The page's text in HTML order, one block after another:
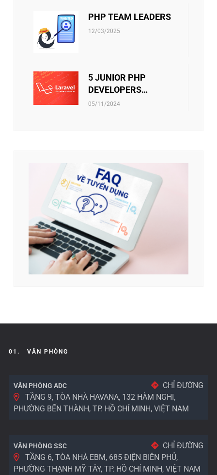
PHP TEAM LEADERS
12/03/2025
5 JUNIOR PHP
DEVELOPERS
(LARAVEL)
05/11/2024
01. VĂN PHÒNG
VĂN PHÒNG ADC
CHỈ ĐƯỜNG
TẦNG 9, TÒA NHÀ HAVANA, 132 HÀM NGHI,
PHƯỜNG BẾN THÀNH, TP. HỒ CHÍ MINH, VIỆT NAM
VĂN PHÒNG SSC
CHỈ ĐƯỜNG
TẦNG 6, TÒA NHÀ EBM, 685 ĐIỆN BIÊN PHỦ,
PHƯỜNG THẠNH MỸ TÂY, TP. HỒ CHÍ MINH, VIỆT NAM